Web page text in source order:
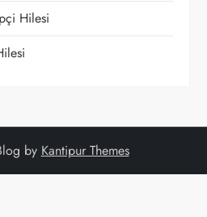
Hilesi
by Kantipur Themes